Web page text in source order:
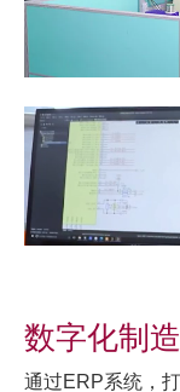
数字化制
通过ERP系统，